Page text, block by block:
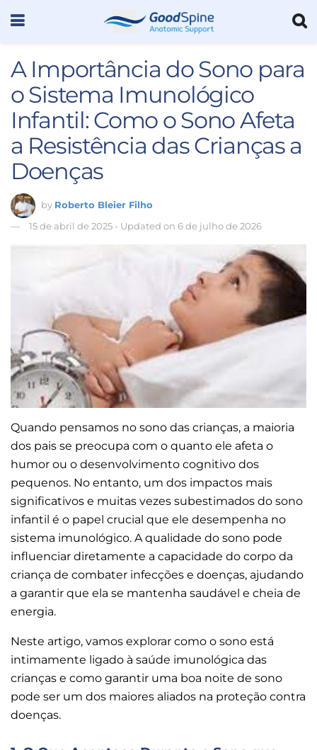
A Importância do Sono para
o Sistema Imunológico
Infantil: Como o Sono Afeta
a Resistência das Crianças a
Doenças
by Roberto Bleier Filho
15 de abril de 2025 - Updated on 6 de julho de 2026
Quando pensamos no sono das crianças, a maioria
dos pais se preocupa com o quanto ele afeta o
humor ou o desenvolvimento cognitivo dos
pequenos. No entanto, um dos impactos mais
significativos e muitas vezes subestimados do sono
infantil é o papel crucial que ele desempenha no
sistema imunológico. A qualidade do sono pode
influenciar diretamente a capacidade do corpo da
criança de combater infecções e doenças, ajudando
a garantir que ela se mantenha saudável e cheia de
energia.
Neste artigo, vamos explorar como o sono está
intimamente ligado à saúde imunológica das
crianças e como garantir uma boa noite de sono
pode ser um dos maiores aliados na proteção contra
doenças.